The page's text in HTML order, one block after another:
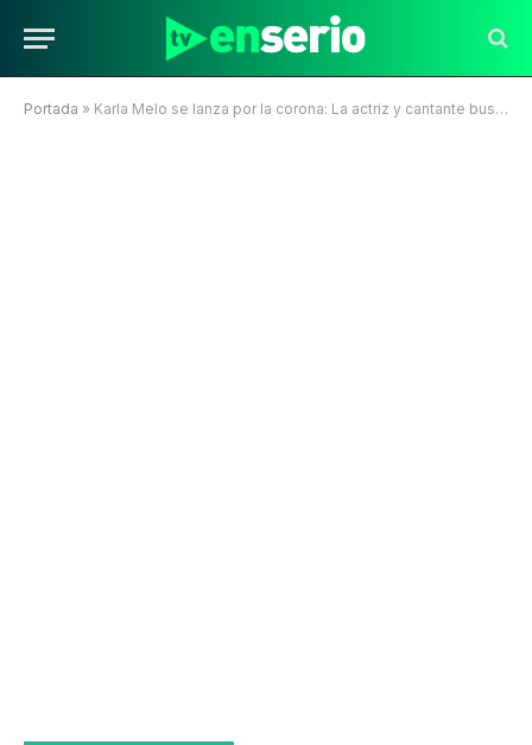
Portada » Karla Melo se lanza por la corona: La actriz y cantante busca ser la nueva Reina de Viña